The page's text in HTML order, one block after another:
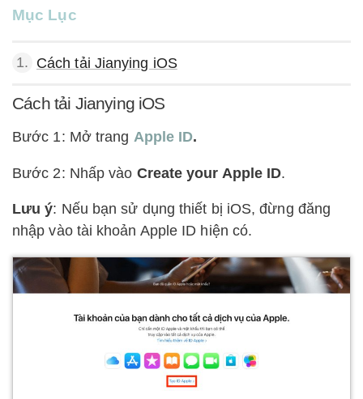
Mục Lục
1. Cách tải Jianying iOS
Cách tải Jianying iOS
Bước 1: Mở trang Apple ID.
Bước 2: Nhấp vào Create your Apple ID.
Lưu ý: Nếu bạn sử dụng thiết bị iOS, đừng đăng
nhập vào tài khoản Apple ID hiện có.